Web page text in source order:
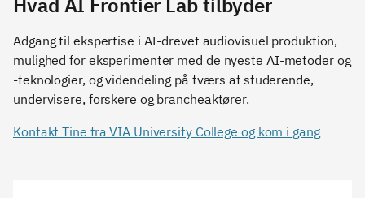
Adgang til ekspertise i AI-drevet audiovisuel produktion,
mulighed for eksperimenter med de nyeste AI-metoder og
-teknologier, og videndeling på tværs af studerende,
undervisere, forskere og brancheaktører.
Kontakt Tine fra VIA University College og kom i gang